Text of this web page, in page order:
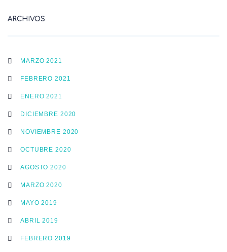
ARCHIVOS
MARZO 2021
FEBRERO 2021
ENERO 2021
DICIEMBRE 2020
NOVIEMBRE 2020
OCTUBRE 2020
AGOSTO 2020
MARZO 2020
MAYO 2019
ABRIL 2019
FEBRERO 2019